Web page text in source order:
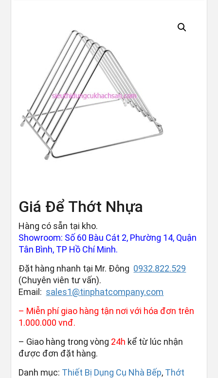
Giá Để Thớt Nhựa
Hàng có sẵn tại kho.
Showroom: Số 60 Bàu Cát 2, Phường 14, Quận
Tân Bình, TP Hồ Chí Minh.
Đặt hàng nhanh tại Mr. Đông 0932.822.529
(Chuyên viên tư vấn).
Email: sales1@tinphatcompany.com
– Miễn phí giao hàng tận nơi với hóa đơn trên
1.000.000 vnđ.
– Giao hàng trong vòng 24h kể từ lúc nhận
được đơn đặt hàng.
Danh mục: Thiết Bị Dụng Cụ Nhà Bếp, Thớt